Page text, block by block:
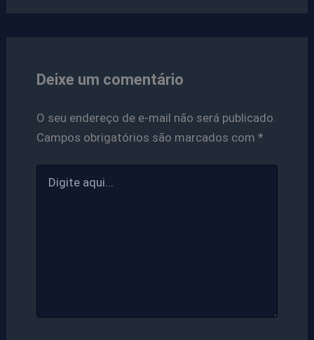
Deixe um comentário
O seu endereço de e-mail não será publicado.
Campos obrigatórios são marcados com *
aqui...